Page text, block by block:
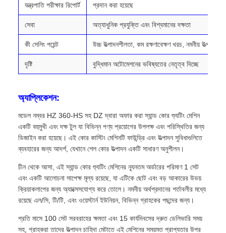
যন্ত্রপাতি পরীক্ষার রিপোর্ট প্রদান করা হয়েছে
সেবা অত্যাধুনিক প্রযুক্তি এবং বিশ্বমানের দক্ষতা
কী সেলিং পয়েন্ট উচ্চ উত্পাদনশীলতা, কম রক্ষণাবেক্ষণ খরচ, নমনীয় উত্পাদন,
দৃষ্টি বুদ্ধিমান অটোমেশনের ভবিষ্যতের নেতৃত্ব দিচ্ছে
অ্যাপ্লিকেশন:
মডেল নম্বর HZ 360-HS সহ DZ দ্বারা অফার করা স্যান্ড কোর শ্যুটিং মেশিন
একটি বহুমুখী এবং দক্ষ টুল যা বিভিন্ন পণ্য প্রয়োগের উপলক্ষ এবং পরিস্থিতির জন্য
ডিজাইন করা হয়েছে। এই কোর কাস্টিং মেশিনটি ফাউন্ড্রি এবং উত্পাদন সুবিধাগুলিতে
ব্যবহারের জন্য আদর্শ, যেখানে শেল কোর উত্পাদন একটি সাধারণ অনুশীলন।
চীন থেকে আসা, এই স্যান্ড কোর শ্যুটিং মেশিনের ন্যূনতম অর্ডারের পরিমাণ 1 সেট
এবং একটি আলোচনা সাপেক্ষ মূল্য রয়েছে, যা এটিকে ছোট এবং বড় আকারের উভয়
ক্রিয়াকলাপের জন্য অ্যাক্সেসযোগ্য করে তোলে। নমনীয় অর্থপ্রদানের শর্তাবলীর মধ্যে
রয়েছে এল/সি, টি/টি, এবং ওয়েস্টার্ন ইউনিয়ন, বিভিন্ন গ্রাহকের পছন্দের জন্য।
প্রতি মাসে 100 সেট সরবরাহের ক্ষমতা এবং 15 কার্যদিবসের দ্রুত ডেলিভারি সময়
সহ, গ্রাহকরা তাদের উত্পাদন চাহিদা মেটাতে এই মেশিনের সময়মত প্রাপ্যতার উপর